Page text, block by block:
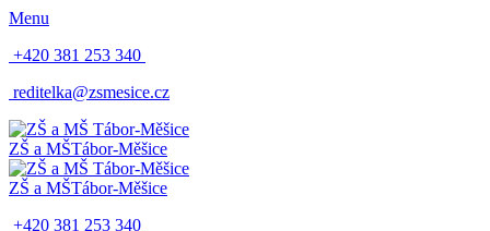
Menu
+420 381 253 340
reditelka@zsmesice.cz
ZŠ a MŠTábor-Měšice
ZŠ a MŠTábor-Měšice
+420 381 253 340